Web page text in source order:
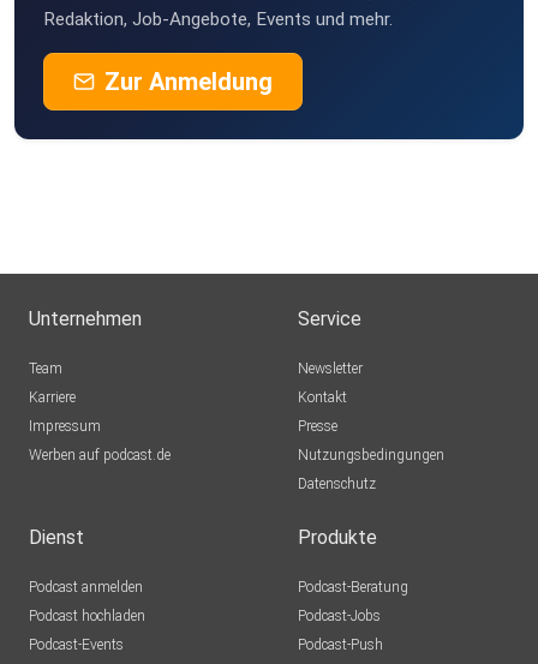
Redaktion, Job-Angebote, Events und mehr.
Zur Anmeldung
Unternehmen
Team
Karriere
Impressum
Werben auf podcast.de
Service
Newsletter
Kontakt
Presse
Nutzungsbedingungen
Datenschutz
Dienst
Podcast anmelden
Podcast hochladen
Podcast-Events
Produkte
Podcast-Beratung
Podcast-Jobs
Podcast-Push